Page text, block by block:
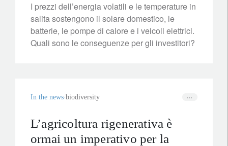
I prezzi dell’energia volatili e le temperature in
salita sostengono il solare domestico, le
batterie, le pompe di calore e i veicoli elettrici.
Quali sono le conseguenze per gli investitori?
In the news biodiversity
L’agricoltura rigenerativa è
ormai un imperativo per la